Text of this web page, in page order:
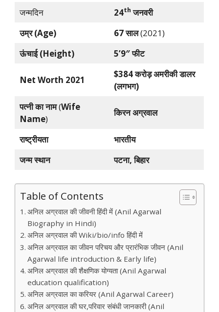
जन्मदिन 24th जनवरी
उम्र(Age) 67 साल(2021)
ऊंचाई(Height) 5’9″ फीट
Net Worth 2021
$384 करोड़ अमरीकी डालर
(लगभग)
पत्नी का नाम(Wife
Name)
किरन अग्रवाल
राष्ट्रीयता
भारतीय
जन्म स्थान
पटना, बिहार
Table of Contents
अनिल अग्रवाल की जीवनी हिंदी में (Anil Agarwal
Biography in Hindi)
अनिल अग्रवाल की Wiki/bio/info हिंदी में
अनिल अग्रवाल का जीवन परिचय और प्रारंभिक जीवन (Anil
Agarwal life introduction & Early life)
अनिल अग्रवाल की शैक्षणिक योग्यता (Anil Agarwal
education qualification)
अनिल अग्रवाल का करियर (Anil Agarwal Career)
अनिल अग्रवाल की घर,परिवार संबंधी जानकारी (Anil